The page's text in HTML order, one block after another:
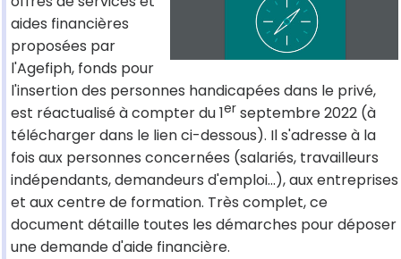
aides financières
proposées par
l'Agefiph, fonds pour
l'insertion des personnes handicapées dans le privé,
est réactualisé à compter du 1er septembre 2022 (à
télécharger dans le lien ci-dessous). Il s'adresse à la
fois aux personnes concernées (salariés, travailleurs
indépendants, demandeurs d'emploi...), aux entreprises
et aux centre de formation. Très complet, ce
document détaille toutes les démarches pour déposer
une demande d'aide financière.